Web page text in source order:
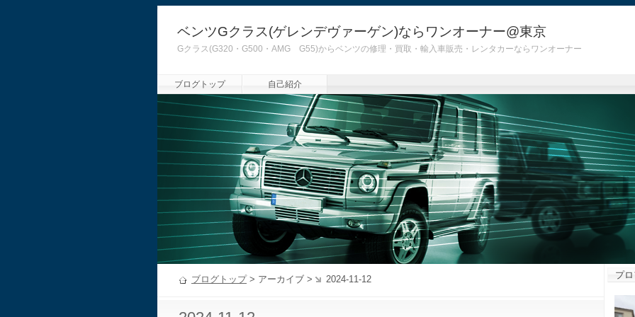
ベンツGクラス(ゲレンデヴァーゲン)ならワンオーナー@東京
Gクラス(G320・G500・AMG G55)からベンツの修理・買取・輸入車販売・レンタカーならワンオーナー
ブログトップ 自己紹介
ブログトップ> アーカイブ > 2024-11-12 プ